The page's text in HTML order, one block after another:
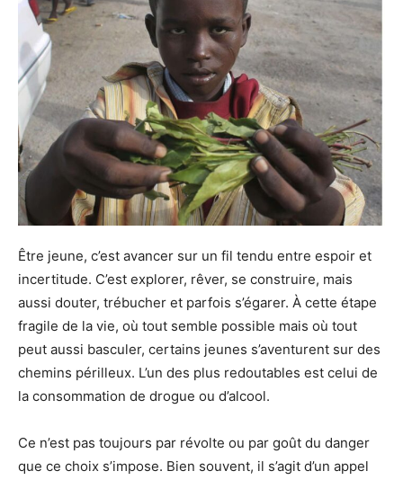
Être jeune, c’est avancer sur un fil tendu entre espoir et
incertitude. C’est explorer, rêver, se construire, mais
aussi douter, trébucher et parfois s’égarer. À cette étape
fragile de la vie, où tout semble possible mais où tout
peut aussi basculer, certains jeunes s’aventurent sur des
chemins périlleux. L’un des plus redoutables est celui de
la consommation de drogue ou d’alcool.
Ce n’est pas toujours par révolte ou par goût du danger
que ce choix s’impose. Bien souvent, il s’agit d’un appel